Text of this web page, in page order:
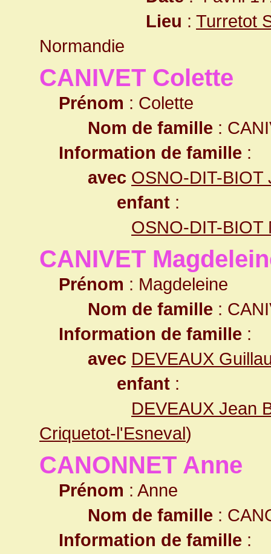
Lieu : Turretot
Normandie
CANIVET Colette
Prénom : Colette
Nom de famille :
Information de famille :
avec OSNO-DIT-BIOT
enfant :
OSNO-DIT-BIOT
CANIVET
Prénom : Magdeleine
Nom de famille :
Information de famille :
avec DEVEAUX
enfant :
DEVEAUX Jean
Criquetot-l'Esneval)
CANONNET Anne
Prénom : Anne
Nom de famille :
Information de famille :